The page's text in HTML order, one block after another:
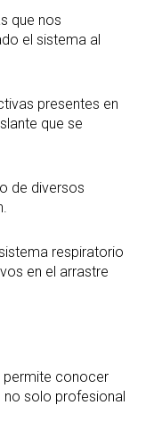
que nos
el sistema al
presentes en
que se
de diversos
respiratorio
en el arrastre
permite conocer
no solo profesional